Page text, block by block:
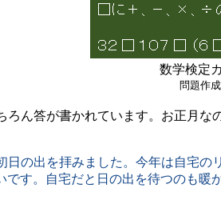
数学検定
問題作
ん答が書かれています。お正月な
の出を拝みました。今年は自宅の
す。自宅だと日の出を待つのも暖